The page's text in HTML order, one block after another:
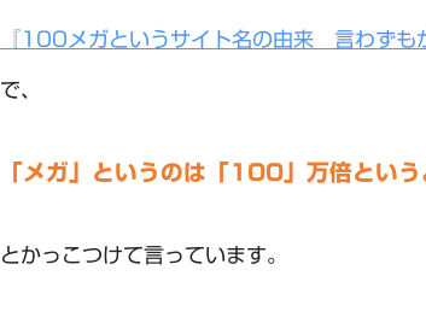
『100メガというサイト名の由来 言わずも
で、
「メガ」というのは「100」万倍とい
とかっこつけて言っています。